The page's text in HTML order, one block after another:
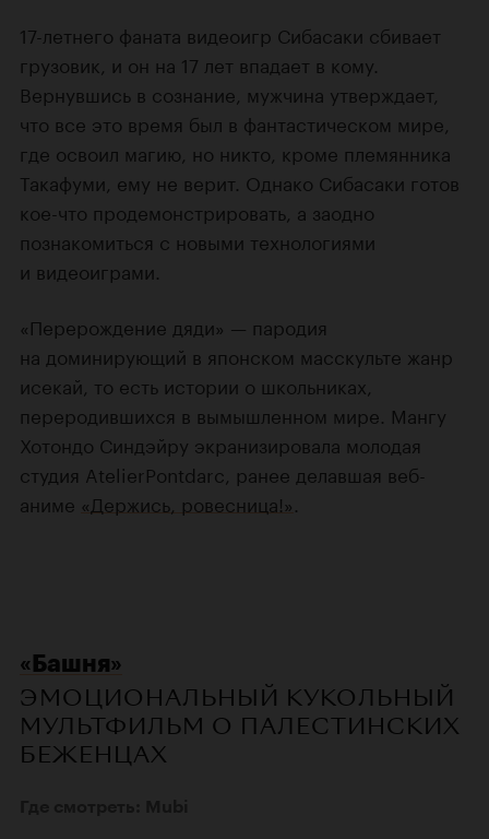
17-летнего фаната видеоигр Сибасаки сбивает
грузовик, и он на 17 лет впадает в кому.
Вернувшись в сознание, мужчина утверждает,
что все это время был в фантастическом мире,
где освоил магию, но никто, кроме племянника
Такафуми, ему не верит. Однако Сибасаки готов
кое-что продемонстрировать, а заодно
познакомиться с новыми технологиями
и видеоиграми.
«Перерождение дяди» — пародия
на доминирующий в японском масскульте жанр
исекай, то есть истории о школьниках,
переродившихся в вымышленном мире. Мангу
Хотондо Синдэйру экранизировала молодая
студия AtelierPontdarc, ранее делавшая веб-
аниме «Держись, ровесница!»
«Башня»
ЭМОЦИОНАЛЬНЫЙ КУКОЛЬНЫЙ
МУЛЬТФИЛЬМ О ПАЛЕСТИНСКИХ
БЕЖЕНЦАХ